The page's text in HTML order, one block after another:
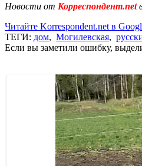
Новости от Корреспондент.net
Читайте Korrespondent.net в
ТЕГИ: дом, Могилевская,
Если вы заметили ошибку,